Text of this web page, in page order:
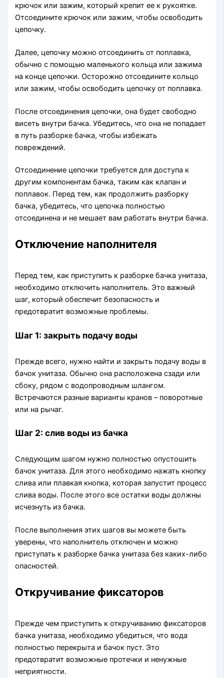
крючок или зажим, который крепит ее к рукоятке.
Отсоедините крючок или зажим, чтобы освободить
цепочку.
Далее, цепочку можно отсоединить от поплавка,
обычно с помощью маленького кольца или зажима
на конце цепочки. Осторожно отсоедините кольцо
или зажим, чтобы освободить цепочку от поплавка.
После отсоединения цепочки, она будет свободно
висеть внутри бачка. Убедитесь, что она не попадает
в путь разборке бачка, чтобы избежать
повреждений.
Отсоединение цепочки требуется для доступа к
другим компонентам бачка, таким как клапан и
поплавок. Перед тем, как продолжить разборку
бачка, убедитесь, что цепочка полностью
отсоединена и не мешает вам работать внутри бачка.
Отключение наполнителя
Перед тем, как приступить к разборке бачка унитаза,
необходимо отключить наполнитель. Это важный
шаг, который обеспечит безопасность и
предотвратит возможные проблемы.
Шаг 1: закрыть подачу воды
Прежде всего, нужно найти и закрыть подачу воды в
бачок унитаза. Обычно она расположена сзади или
сбоку, рядом с водопроводным шлангом.
Встречаются разные варианты кранов – поворотные
или на рычаг.
Шаг 2: слив воды из бачка
Следующим шагом нужно полностью опустошить
бачок унитаза. Для этого необходимо нажать кнопку
слива или плавкая кнопка, которая запустит процесс
слива воды. После этого все остатки воды должны
исчезнуть из бачка.
После выполнения этих шагов вы можете быть
уверены, что наполнитель отключен и можно
приступать к разборке бачка унитаза без каких-либо
опасностей.
Откручивание фиксаторов
Прежде чем приступить к откручиванию фиксаторов
бачка унитаза, необходимо убедиться, что вода
полностью перекрыта и бачок пуст. Это
предотвратит возможные протечки и ненужные
неприятности.